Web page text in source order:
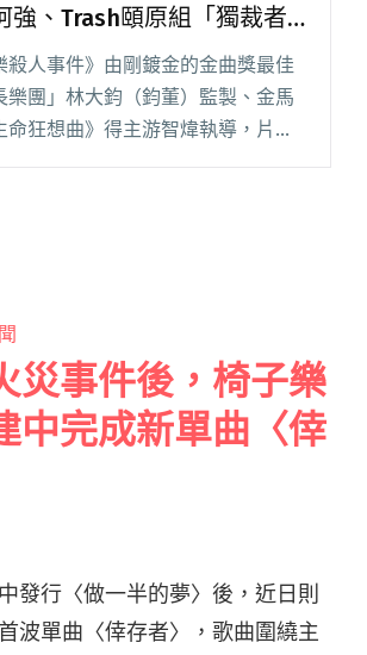
強、Trash頤原組「獨裁者
殺人事件》由剛鍍金的金曲獎最佳
樂團」林大鈞（鈞董）監製、金馬
命狂想曲》得主游智煒執導，片商
出電影前導預告及海報，將台灣
災事件後，椅子樂
中完成新單曲〈倖
發行〈做一半的夢〉後，近日則
波單曲〈倖存者〉，歌曲圍繞主